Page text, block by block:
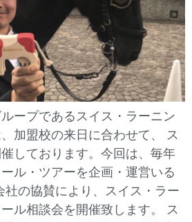
ープであるスイス・ラーニン
加盟校の来日に合わせて、 ス
しております。今回は、毎年
ル・ツアーを企画・運営いる
社の協賛により、スイス・ラー
ル相談会を開催致します。 ス